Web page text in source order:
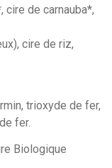
cire de carnauba*,
cire de riz,
trioxyde de fer,
fer.
Biologique